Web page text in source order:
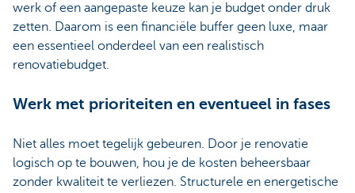
werk of een aangepaste keuze kan je budget onder druk
zetten. Daarom is een financiële buffer geen luxe, maar
een essentieel onderdeel van een realistisch
renovatiebudget.
Werk met prioriteiten en eventueel in fases
Niet alles moet tegelijk gebeuren. Door je renovatie
logisch op te bouwen, hou je de kosten beheersbaar
zonder kwaliteit te verliezen. Structurele en energetische